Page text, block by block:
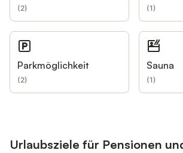
(2) (1)
Parkmöglichkeit
(2)
Sauna
(1)
Urlaubsziele für Pensionen